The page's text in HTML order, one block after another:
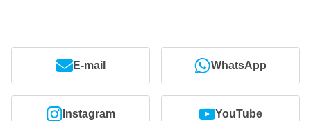
E-mail WhatsApp
Instagram YouTube